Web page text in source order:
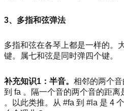
3、多指和弦弹法
多指和弦在各琴上都是一样的。
键。属七和弦是同时弹四个键。
补充知识1：半音。 相邻的两个
到 fa 。隔一个音的两个音的距离
。以此类推。从 #fa 到 #la 是 4